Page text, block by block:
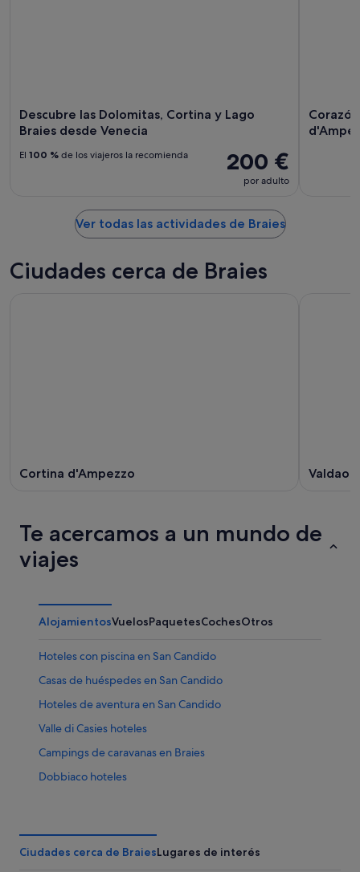
Descubre las Dolomitas, Cortina y Lago
Braies desde Venecia
200 €
por adulto
El 100 % de los viajeros la recomienda
Ver todas las actividades de Braies
Ciudades cerca de Braies
Cortina d'Ampezzo
Te acercamos a un mundo de
viajes
AlojamientosVuelosPaquetesCochesOtros
Hoteles con piscina en San Candido
Casas de huéspedes en San Candido
Hoteles de aventura en San Candido
Valle di Casies hoteles
Campings de caravanas en Braies
Dobbiaco hoteles
Brunico hoteles
Ciudades cerca de BraiesLugares de interés